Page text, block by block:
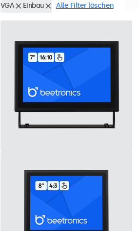
VGA Einbau Alle Filter löschen